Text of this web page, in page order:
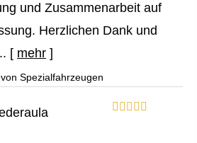
und Zusammenarbeit auf
Herzlichen Dank und
[ mehr ]
Spezialfahrzeugen